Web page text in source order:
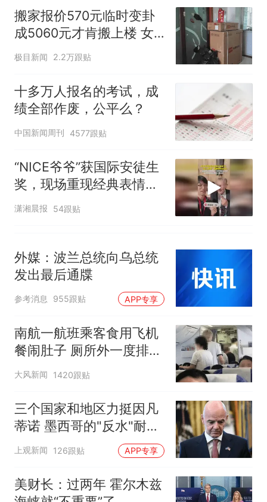
试前13名均遭淘汰？教育局：
已叫停招聘，成立调查组全面
核查
“不建议大家买深色蛋糕”上热
搜，网友：天塌了！
那个在床头放菜刀的女孩，
人生
搬家报价570元临时变卦
成5060元才肯搬上楼 女
子傻眼
极目新闻 2.2万跟贴
十多万人报名的考试，成
绩全部作废，公平么？
中国新闻周刊 4577跟贴
“NICE爷爷”获国际安徒生
奖，现场重现经典表情
包，向中国粉丝问好
潇湘晨报 54跟贴
外媒：波兰总统向乌总统
发出最后通牒
参考消息 955跟贴 APP专享
南航一航班乘客食用飞机
餐闹肚子 厕所外一度排长
队
大风新闻 1420跟贴
三个国家和地区力挺因凡
蒂诺 墨西哥的"反水"耐人
寻味
上观新闻 126跟贴 APP专享
美财长：过两年 霍尔木兹